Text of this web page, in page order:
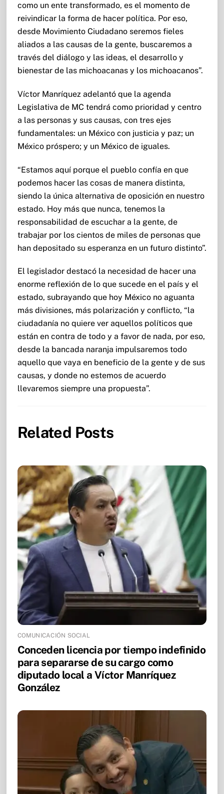
como un ente transformado, es el momento de
reivindicar la forma de hacer política. Por eso,
desde Movimiento Ciudadano seremos fieles
aliados a las causas de la gente, buscaremos a
través del diálogo y las ideas, el desarrollo y
bienestar de las michoacanas y los michoacanos”.
Víctor Manríquez adelantó que la agenda
Legislativa de MC tendrá como prioridad y centro
a las personas y sus causas, con tres ejes
fundamentales: un México con justicia y paz; un
México próspero; y un México de iguales.
“Estamos aquí porque el pueblo confía en que
podemos hacer las cosas de manera distinta,
siendo la única alternativa de oposición en nuestro
estado. Hoy más que nunca, tenemos la
responsabilidad de escuchar a la gente, de
trabajar por los cientos de miles de personas que
han depositado su esperanza en un futuro distinto”.
El legislador destacó la necesidad de hacer una
enorme reflexión de lo que sucede en el país y el
estado, subrayando que hoy México no aguanta
más divisiones, más polarización y conflicto, “la
ciudadanía no quiere ver aquellos políticos que
están en contra de todo y a favor de nada, por eso,
desde la bancada naranja impulsaremos todo
aquello que vaya en beneficio de la gente y de sus
causas, y donde no estemos de acuerdo
llevaremos siempre una propuesta”.
Related Posts
COMUNICACIÓN SOCIAL
Conceden licencia por tiempo indefinido
para separarse de su cargo como
diputado local a Víctor Manríquez
González